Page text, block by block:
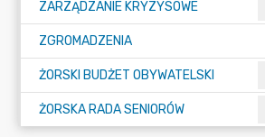
ZARZĄDZANIE KRYZYSOWE
ZGROMADZENIA
ŻORSKI BUDŻET OBYWATELSKI
ŻORSKA RADA SENIORÓW